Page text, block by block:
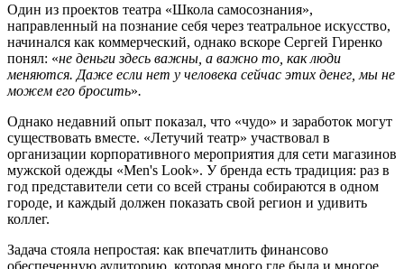
Один из проектов театра «Школа самосознания»,
направленный на познание себя через театральное искусство,
начинался как коммерческий, однако вскоре Сергей Гиренко
понял: «не деньги здесь важны, а важно то, как люди
меняются. Даже если нет у человека сейчас этих денег, мы не
можем его бросить».
Однако недавний опыт показал, что «чудо» и заработок могут
существовать вместе. «Летучий театр» участвовал в
организации корпоративного мероприятия для сети магазинов
мужской одежды «Men's Look». У бренда есть традиция: раз в
год представители сети со всей страны собираются в одном
городе, и каждый должен показать свой регион и удивить
коллег.
Задача стояла непростая: как впечатлить финансово
обеспеченную аудиторию, которая много где была и многое